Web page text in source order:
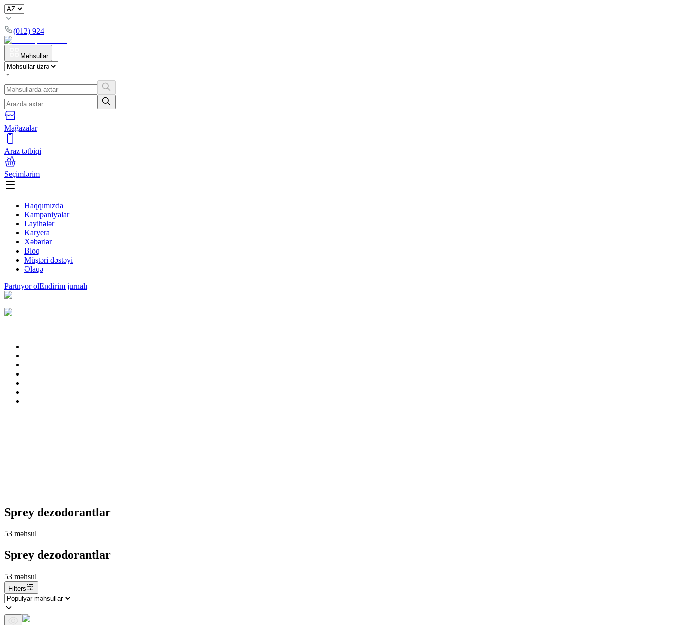
(012) 924
Məhsullar
Mağazalar
Araz tətbiqi
Seçimlərim
Haqqımızda
Kampaniyalar
Layihələr
Karyera
Xəbərlər
Bloq
Müştəri dəstəyi
Əlaqə
Partnyor olEndirim jurnalı
Sprey dezodorantlar
53 məhsul
Sprey dezodorantlar
53 məhsul
Filters